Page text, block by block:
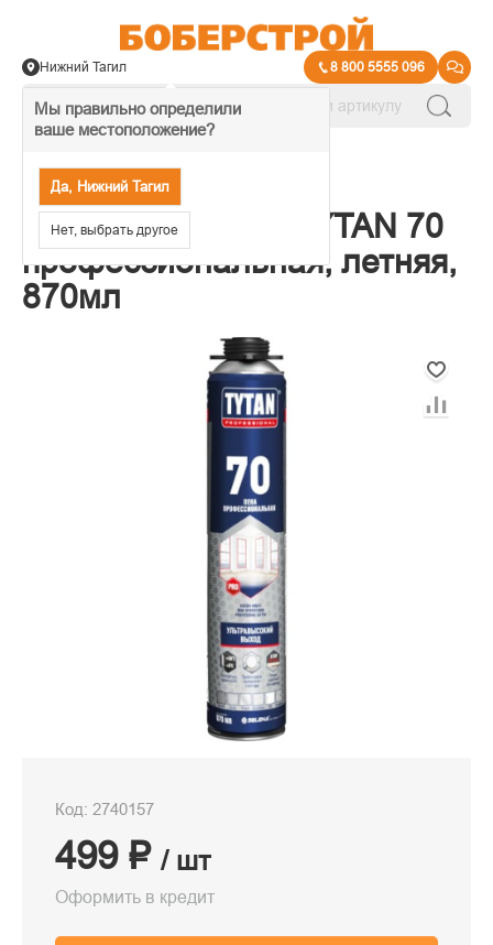
Мы правильно определили
ваше местоположение?
Да, Нижний Тагил
Нет, выбрать другое
Нижний Тагил 8 800 5555 096
Пена монтажная TYTAN 70
профессиональная, летняя,
870мл
Код: 2740157
499 ₽ / шт
Оформить в кредит